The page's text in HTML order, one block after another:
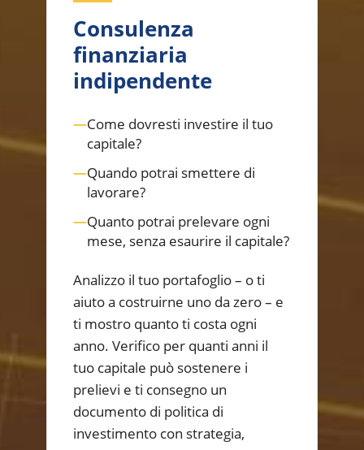
Consulenza
finanziaria
indipendente
—Come dovresti investire il tuo
capitale?
—Quando potrai smettere di
lavorare?
—Quanto potrai prelevare ogni
mese, senza esaurire il capitale?
Analizzo il tuo portafoglio – o ti
aiuto a costruirne uno da zero – e
ti mostro quanto ti costa ogni
anno. Verifico per quanti anni il
tuo capitale può sostenere i
prelievi e ti consegno un
documento di politica di
investimento con strategia,